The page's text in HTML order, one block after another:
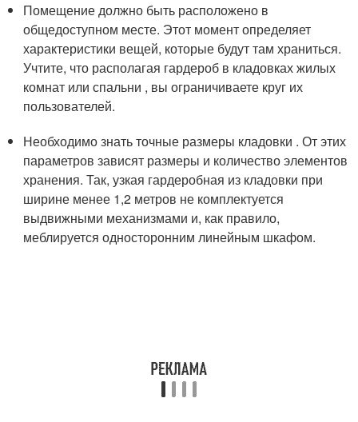
Помещение должно быть расположено в
общедоступном месте. Этот момент определяет
характеристики вещей, которые будут там храниться.
Учтите, что располагая гардероб в кладовках жилых
комнат или спальни , вы ограничиваете круг их
пользователей.
Необходимо знать точные размеры кладовки . От этих
параметров зависят размеры и количество элементов
хранения. Так, узкая гардеробная из кладовки при
ширине менее 1,2 метров не комплектуется
выдвижными механизмами и, как правило,
меблируется односторонним линейным шкафом.